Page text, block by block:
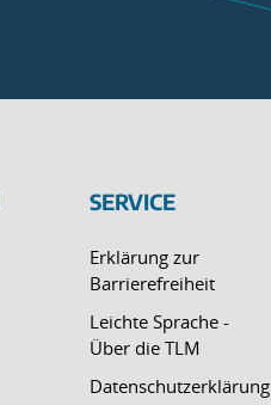
SERVICE
Erklärung zur
Barrierefreiheit
Leichte Sprache -
Über die TLM
Datenschutzerklärung